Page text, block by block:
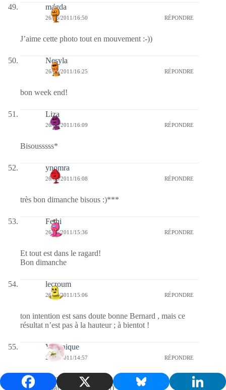
magda
26/06/2011/16:50 RÉPONDRE
J’aime cette photo tout en mouvement :-))
Nesyla
26/06/2011/16:25 RÉPONDRE
bon week end!
Liza
26/06/2011/16:09 RÉPONDRE
Bisousssss*
ynomra
26/06/2011/16:08 RÉPONDRE
très bon dimanche bisous :)***
Fethi
26/06/2011/15:36 RÉPONDRE
Et tout est dans le ragard!
Bon dimanche
lecroum
26/06/2011/15:06 RÉPONDRE
ton intention est sans doute bonne Bernard , mais ce
résultat n’est pas à la hauteur ; à bientot !
Véronique
26/06/2011/14:57 RÉPONDRE
bonne journée (ne pas passer par la plateforme ovb pour
cliquer et laisser ouvert 2 mn)